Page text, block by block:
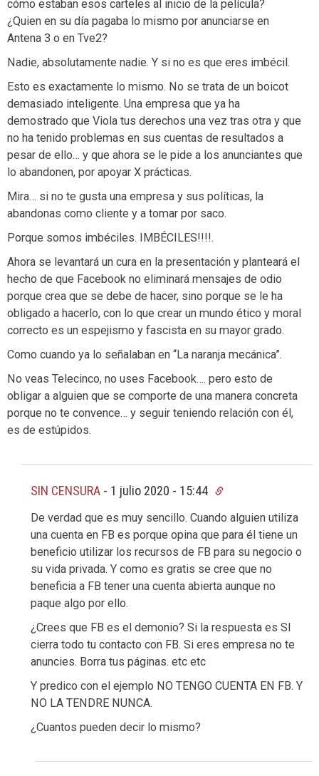
cómo estaban esos carteles al inicio de la película?
¿Quien en su día pagaba lo mismo por anunciarse en
Antena 3 o en Tve2?
Nadie, absolutamente nadie. Y si no es que eres imbécil.
Esto es exactamente lo mismo. No se trata de un boicot
demasiado inteligente. Una empresa que ya ha
demostrado que Viola tus derechos una vez tras otra y que
no ha tenido problemas en sus cuentas de resultados a
pesar de ello… y que ahora se le pide a los anunciantes que
lo abandonen, por apoyar X prácticas.
Mira… si no te gusta una empresa y sus políticas, la
abandonas como cliente y a tomar por saco.
Porque somos imbéciles. IMBÉCILES!!!!.
Ahora se levantará un cura en la presentación y planteará el
hecho de que Facebook no eliminará mensajes de odio
porque crea que se debe de hacer, sino porque se le ha
obligado a hacerlo, con lo que crear un mundo ético y moral
correcto es un espejismo y fascista en su mayor grado.
Como cuando ya lo señalaban en “La naranja mecánica”.
No veas Telecinco, no uses Facebook…. pero esto de
obligar a alguien que se comporte de una manera concreta
porque no te convence… y seguir teniendo relación con él,
es de estúpidos.
SIN CENSURA - 1 julio 2020 - 15:44
De verdad que es muy sencillo. Cuando alguien utiliza
una cuenta en FB es porque opina que para él tiene un
beneficio utilizar los recursos de FB para su negocio o
su vida privada. Y como es gratis se cree que no
beneficia a FB tener una cuenta abierta aunque no
paque algo por ello.
¿Crees que FB es el demonio? Si la respuesta es SI
cierra todo tu contacto con FB. Si eres empresa no te
anuncies. Borra tus páginas. etc etc
Y predico con el ejemplo NO TENGO CUENTA EN FB. Y
NO LA TENDRE NUNCA.
¿Cuantos pueden decir lo mismo?